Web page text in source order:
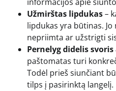
Užmirštas lipdukas–
lipdukas yra būtinas.
nepriimta ar užstrigti
Pernelyg didelis
paštomatas turi
Todėl prieš siunčiant
tilps į pasirinktą langelį.